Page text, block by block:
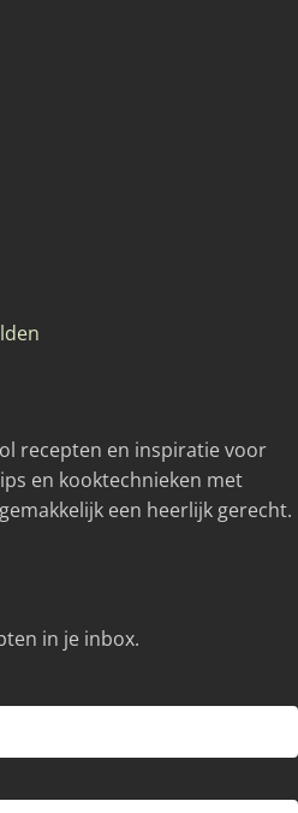
recepten en inspiratie voor
en kooktechnieken met
een heerlijk gerecht.
in je inbox.